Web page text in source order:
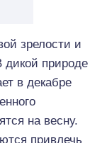
зрелости и
дикой природе
в декабре
на весну.
привлечь